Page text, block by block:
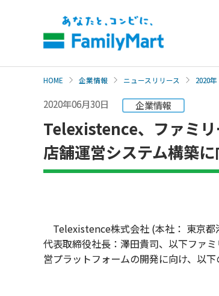
HOME 企業情報 ニュースリリース 2020年
2020年06月30日 企業情報
Telexistence、ファミ
店舗運営システム構築
Telexistence株式会社 (本社： 東京都
代表取締役社長：澤田貴司、以下ファ
営プラットフォームの開発に向け、以